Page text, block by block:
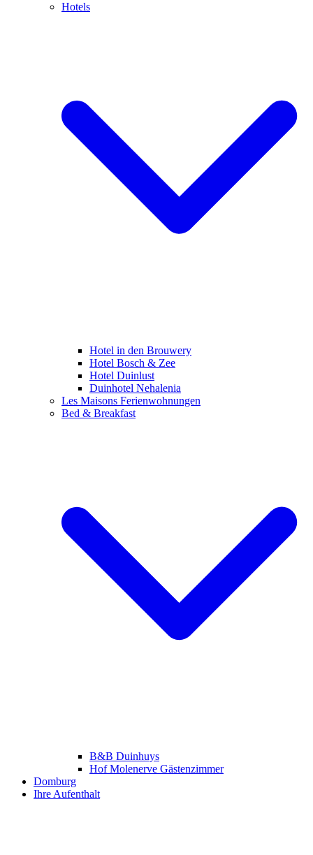
Hotels
Hotel in den Brouwery
Hotel Bosch & Zee
Hotel Duinlust
Duinhotel Nehalenia
Les Maisons Ferienwohnungen
Bed & Breakfast
B&B Duinhuys
Hof Molenerve Gästenzimmer
Domburg
Ihre Aufenthalt